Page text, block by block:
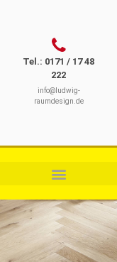
Tel.: 0171 / 17 48
222
info@ludwig-
raumdesign.de